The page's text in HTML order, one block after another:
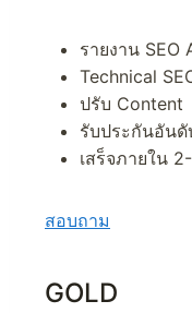
รายงาน SEO
Technical
ปรับ Content
รับประกันอันดั
เสร็จภายใน
สอบถาม
GOLD